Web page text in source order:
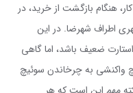
هنگام بازگشت از خرید، در
اطراف شهرضا. در این
ضعیف باشد، اما گاهی
به چرخاندن سوئیچ